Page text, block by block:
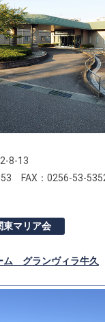
8-13
FAX：0256-53-
マリア会
ム グランヴィラ牛久